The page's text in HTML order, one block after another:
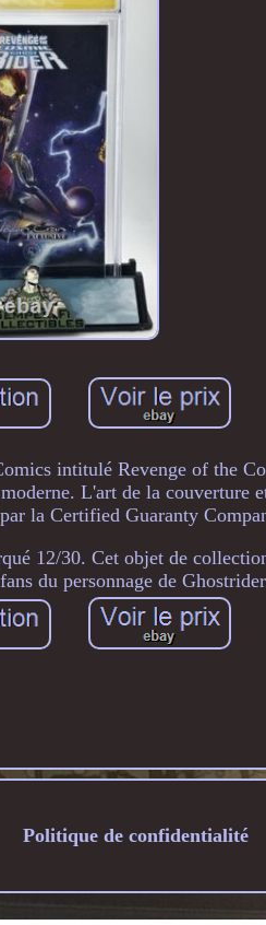
intitulé Revenge of the
L'art de la couverture
la Certified Guaranty
12/30. Cet objet de
du personnage de
Politique de confidentialité